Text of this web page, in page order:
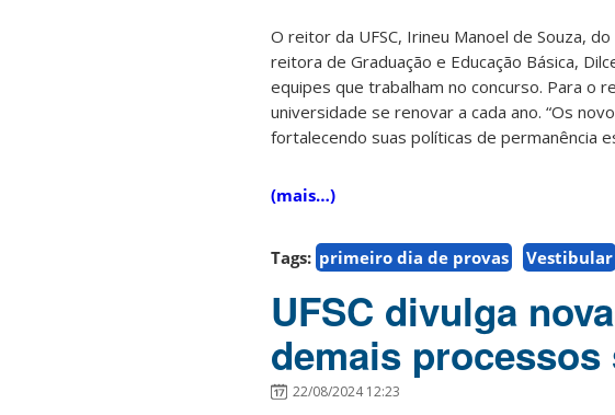
O reitor da UFSC, Irineu Manoel de Souza,
reitora de Graduação e Educação Básica,
equipes que trabalham no concurso. Para o
universidade se renovar a cada ano. “Os
fortalecendo suas políticas de permanência
(mais…)
Tags: primeiro dia de provas Vestibular
UFSC divulga
demais
22/08/2024 12:23